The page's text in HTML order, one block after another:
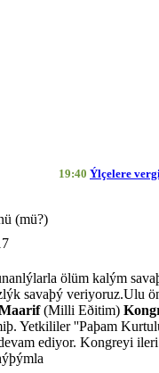
19:40Ýlçelere vergi
(mü?)
ölüm kalým
savaþý veriyoruz.Ulu
(Milli Eðitim)
Yetkililer ''Paþam
ediyor. Kongreyi